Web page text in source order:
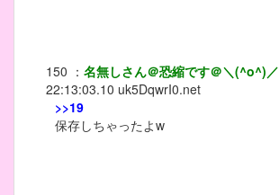
150 ： 名無しさん＠恐縮です＠＼(^o^)／
22:13:03.10 uk5DqwrI0.net
>>19
保存しちゃったよw